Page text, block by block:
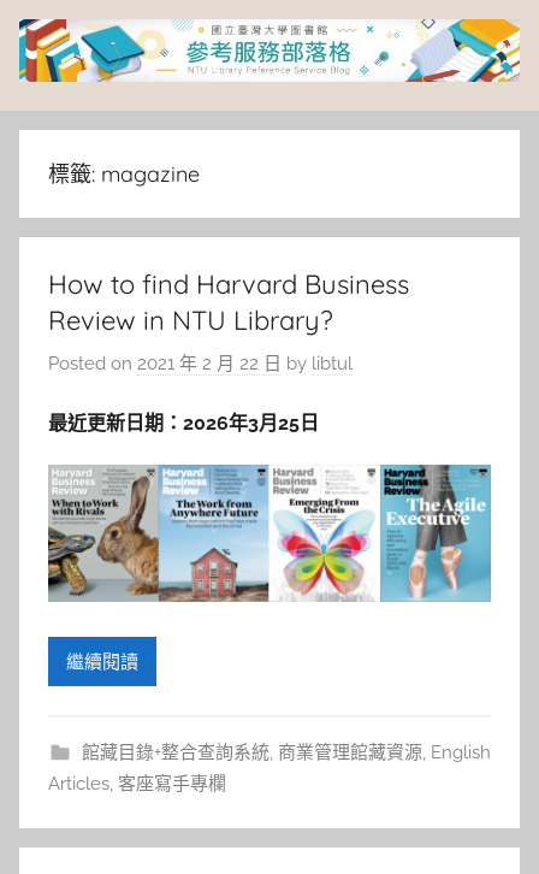
Skip
content
臺
灣
大
學
圖
書
館
參
考
部
落
標籤: magazine
How to find Harvard Business
Review in NTU Library?
Posted on 2021 年 2 月 22 日 by libtul
最近更新日期：2026年3月25日
繼續閱讀
館藏目錄+整合查詢系統, 商業管理館藏資源, English
Articles, 客座寫手專欄